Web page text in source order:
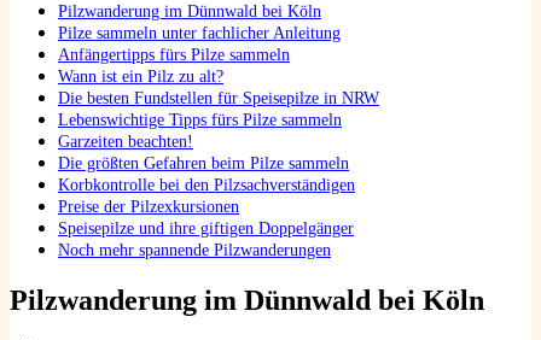
Pilzwanderung im Dünnwald bei Köln
Pilze sammeln unter fachlicher Anleitung
Anfängertipps fürs Pilze sammeln
Wann ist ein Pilz zu alt?
Die besten Fundstellen für Speisepilze in NRW
Lebenswichtige Tipps fürs Pilze sammeln
Garzeiten beachten!
Die größten Gefahren beim Pilze sammeln
Korbkontrolle bei den Pilzsachverständigen
Preise der Pilzexkursionen
Speisepilze und ihre giftigen Doppelgänger
Noch mehr spannende Pilzwanderungen
Pilzwanderung im Dünnwald bei Köln